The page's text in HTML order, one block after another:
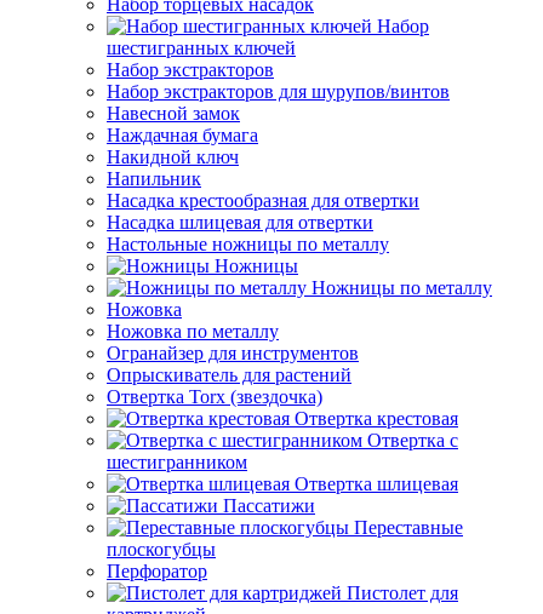
Набор торцевых насадок
Набор
шестигранных ключей
Набор экстракторов
Набор экстракторов для шурупов/винтов
Навесной замок
Наждачная бумага
Накидной ключ
Напильник
Насадка крестообразная для отвертки
Насадка шлицевая для отвертки
Настольные ножницы по металлу
Ножницы
Ножницы по металлу
Ножовка
Ножовка по металлу
Огранайзер для инструментов
Опрыскиватель для растений
Отвертка Torx (звездочка)
Отвертка крестовая
Отвертка с
шестигранником
Отвертка шлицевая
Пассатижи
Переставные
плоскогубцы
Перфоратор
Пистолет для